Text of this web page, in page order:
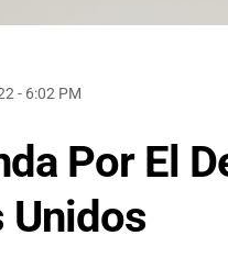
- 6:02 PM
Por El
Unidos